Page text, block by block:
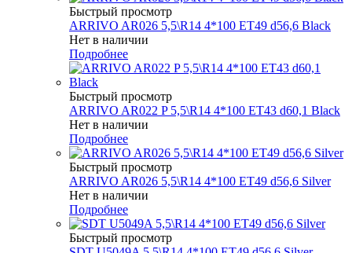
Быстрый просмотр
ARRIVO AR026 5,5\R14 4*100 ET49 d56,6 Black
Нет в наличии
Подробнее
Быстрый просмотр
ARRIVO AR022 P 5,5\R14 4*100 ET43 d60,1 Black
Нет в наличии
Подробнее
Быстрый просмотр
ARRIVO AR026 5,5\R14 4*100 ET49 d56,6 Silver
Нет в наличии
Подробнее
Быстрый просмотр